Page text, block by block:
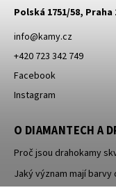
Polská 1751/58, Praha
info@kamy.cz
+420 723 342 749
Facebook
Instagram
O DIAMANTECH A
Proč jsou drahokamy
Jaký význam mají barvy